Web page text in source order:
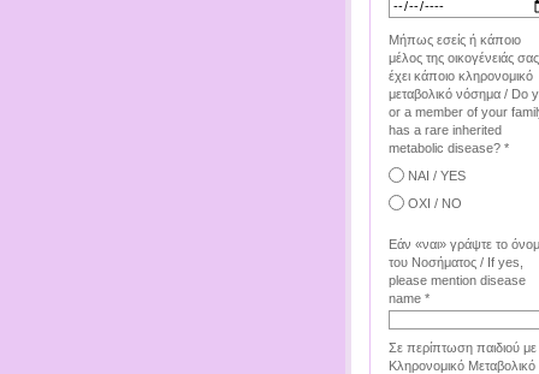
Μήπως εσείς ή κάποιο
μέλος της οικογένειάς σας
έχει κάποιο κληρονομικό
μεταβολικό νόσημα / Do
or a member of your
has a rare inherited
metabolic disease? *
ΝΑΙ / YES
ΟΧΙ / NO
Εάν «ναι» γράψτε το
του Νοσήματος / If yes,
please mention disease
name *
Σε περίπτωση παιδιού με
Κληρονομικό Μεταβολικό